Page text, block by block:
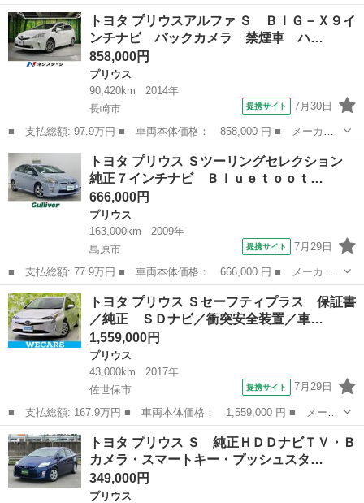
名： トヨタ ■ 車種名： プリウスアルファ ■ グレード名：
Ｇ ナビＴＶ／バックカメラ ＥＴＣ ■ 排気量： 1800cc ■ ドア
枚数： ...
大分 大分市 プリウス
トヨタ プリウスアルファ Ｓ ＢＩＧ－Ｘ９イ
ンチナビ バックカメラ 禁煙車 ハ…
858,000円
プリウス
90,420km
2014年
長崎市
提携サイト 7月30日
■ 支払総額: 97.9万円 ■ 車両本体価格： 858,000 円 ■ メーカー
名： トヨタ ■ 車種名： プリウスアルファ ■ グレード名：
Ｓ ＢＩＧ－Ｘ９インチナビ バックカメラ 禁煙車 ハーフレザー
シート コーナ...
長崎 長崎市 プリウス
トヨタ プリウス Ｓツーリングセレクション
純正７インチナビ Ｂｌｕｅｔｏｏｔ…
666,000円
プリウス
163,000km
2009年
島原市
提携サイト 7月29日
■ 支払総額: 77.9万円 ■ 車両本体価格： 666,000 円 ■ メーカー
名： トヨタ ■ 車種名： プリウス ■ グレード名： Ｓツーリン
グセレクション 純正７インチナビ Ｂｌｕｅｔｏｏｔｈ／ＡＭ／Ｆ
Ｍ／ＣＤ／Ｄ...
長崎 島原市 プリウス
トヨタ プリウス Ｓセーフティプラス 保証書
／純正 ＳＤナビ／衝突安全装置／車…
1,559,000円
プリウス
43,000km
2017年
佐世保市
提携サイト 7月29日
■ 支払総額: 167.9万円 ■ 車両本体価格： 1,559,000 円 ■ メーカ
ー名： トヨタ ■ 車種名： プリウス ■ グレード名： Ｓセーフ
ティプラス 保証書／純正 ＳＤナビ／衝突安全装置／車線逸脱防止
支援シス...
長崎 佐世保市 プリウス
トヨタ プリウス Ｓ 純正ＨＤＤナビＴＶ・Ｂ
カメラ・スマートキー・プッシュスタ…
349,000円
プリウス